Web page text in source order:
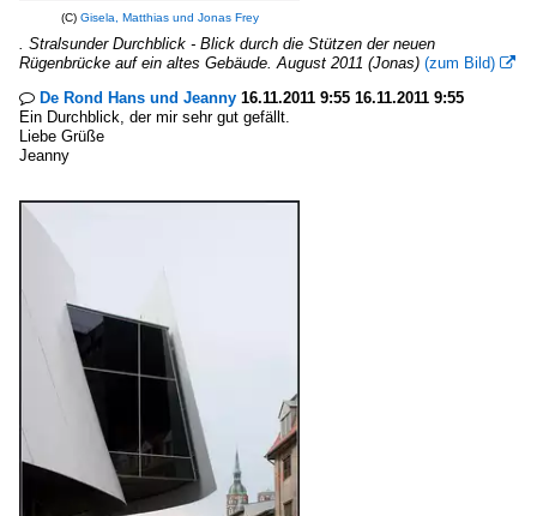
(C) Gisela, Matthias und Jonas Frey
. Stralsunder Durchblick - Blick durch die Stützen der neuen
Rügenbrücke auf ein altes Gebäude. August 2011 (Jonas) (zum Bild) 
 De Rond Hans und Jeanny 16.11.2011 9:55 16.11.2011 9:55
Ein Durchblick, der mir sehr gut gefällt.
Liebe Grüße
Jeanny